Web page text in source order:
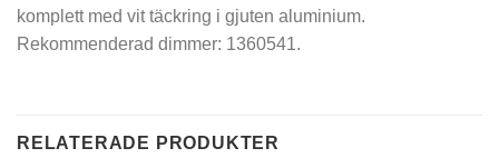
komplett med vit täckring i gjuten aluminium.
Rekommenderad dimmer: 1360541.
RELATERADE PRODUKTER